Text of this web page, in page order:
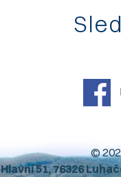
©
Hlavní 51, 76326